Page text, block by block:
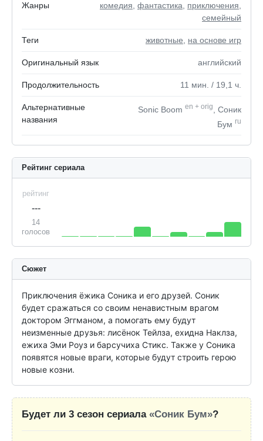
Жанры комедия фантастика приключения
семейный
Теги животные на основе игр
Оригинальный язык английский
Продолжительность 11 мин. / 19,1 ч.
Альтернативные
названия
Sonic Boom en + orig
, Соник
Бум ru
Рейтинг сериала
рейтинг
---
14
голосов
Сюжет
Приключения ёжика Соника и его друзей. Соник
будет сражаться со своим ненавистным врагом
доктором Эггманом, а помогать ему будут
неизменные друзья: лисёнок Тейлза, ехидна Наклза,
ежиха Эми Роуз и барсучиха Стикс. Также у Соника
появятся новые враги, которые будут строить герою
новые козни.
Будет ли 3 сезон сериала «Соник Бум»?